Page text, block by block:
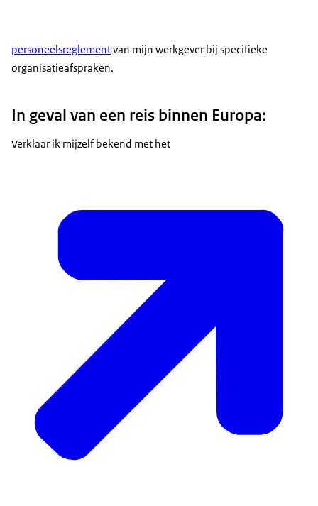
personeelsreglementvan mijn werkgever bij specifieke
organisatieafspraken.
In geval van een reis binnen Europa:
Verklaar ik mijzelf bekend met het